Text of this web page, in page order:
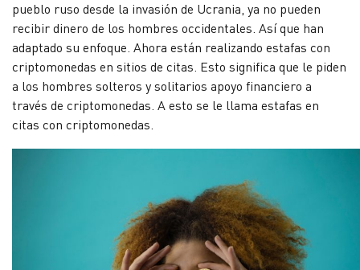
pueblo ruso desde la invasión de Ucrania, ya no pueden
recibir dinero de los hombres occidentales. Así que han
adaptado su enfoque. Ahora están realizando estafas con
criptomonedas en sitios de citas. Esto significa que le piden
a los hombres solteros y solitarios apoyo financiero a
través de criptomonedas. A esto se le llama estafas en
citas con criptomonedas.